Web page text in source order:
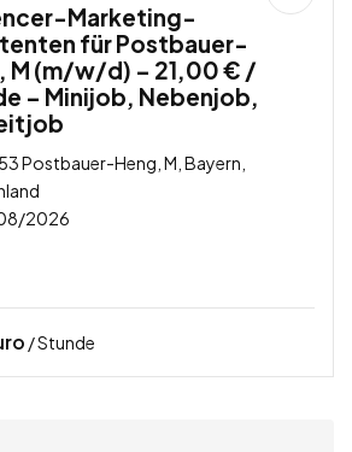
Marketing-
für Postbauer-
M (m/w/d) – 21,00 € /
– Minijob, Nebenjob,
Postbauer-Heng, M, Bayern,
2026
/ Stunde